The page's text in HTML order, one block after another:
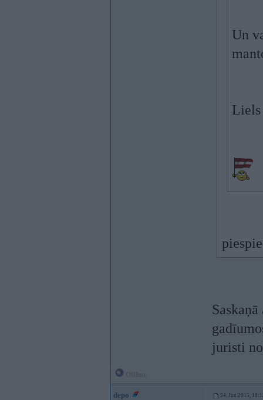
Un
Liels
juristi
depo 24. Jun 2015,